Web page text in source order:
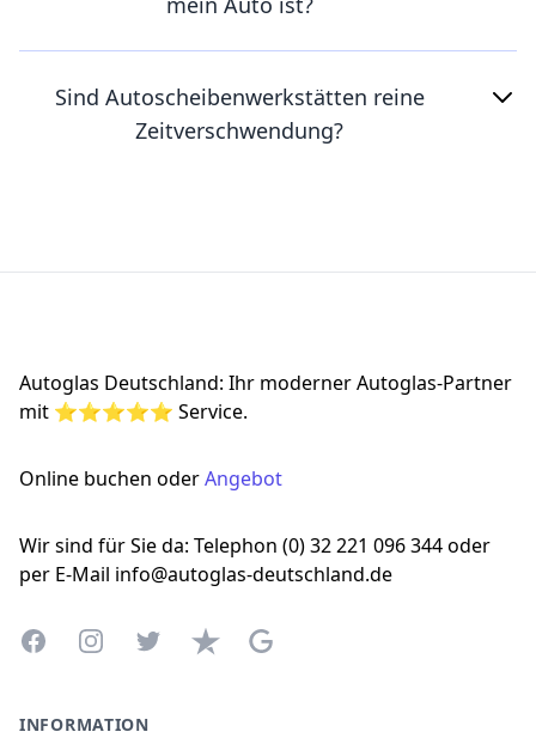
Sind Autoscheibenwerkstätten reine
Zeitverschwendung?
Autoglas Deutschland: Ihr moderner Autoglas-Partner
mit ⭐⭐⭐⭐⭐ Service.
Online buchen oderAngebot
Wir sind für Sie da: Telephon (0) 32 221 096 344 oder
per E-Mail info@autoglas-deutschland.de
FacebookInstagramTwitterTrustpilotGoogle Business Profile
INFORMATION